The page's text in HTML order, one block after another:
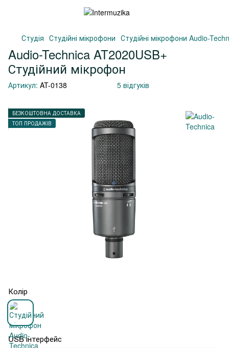
Студія Студійні мікрофони Студійні мікрофони Audio-
Audio-Technica AT2020USB+
Студійний мікрофон
Артикул: AT-0138 5 відгуків
БЕЗКОШТОВНА ДОСТАВКА
ТОП ПРОДАЖІВ
Колір
USB інтерфейс